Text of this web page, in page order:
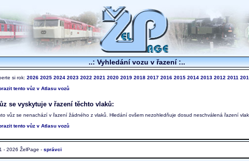
..: Vyhledání vozu v řazení :..
si rok: 2026 2025 2024 2023 2022 2021 2020 2019 2018 2017 2016 2015 2014 2013 2012 2011
tento vůz v Atlasu vozů
se vyskytuje v řazení těchto vlaků:
vůz se nenachází v řazení žádného z vlaků. Hledání ovšem nezohledňuje dosud neschválená řazení
tento vůz v Atlasu vozů
- 2026 ŽelPage - správci